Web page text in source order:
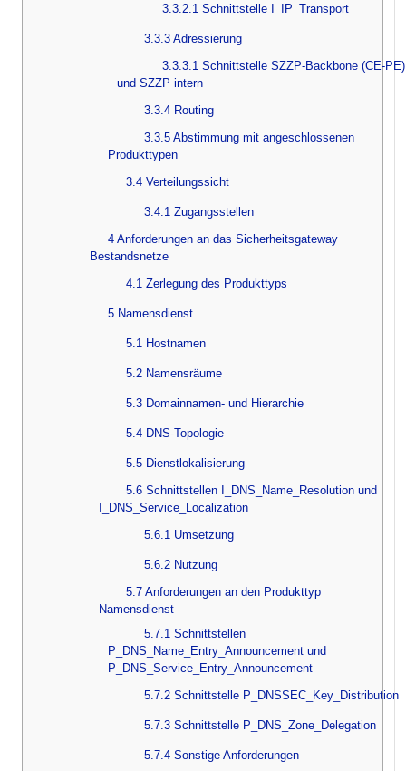
3.3.2.1 Schnittstelle I_IP_Transport
3.3.3 Adressierung
3.3.3.1 Schnittstelle SZZP-Backbone (CE-PE)
und SZZP intern
3.3.4 Routing
3.3.5 Abstimmung mit angeschlossenen
Produkttypen
3.4 Verteilungssicht
3.4.1 Zugangsstellen
4 Anforderungen an das Sicherheitsgateway
Bestandsnetze
4.1 Zerlegung des Produkttyps
5 Namensdienst
5.1 Hostnamen
5.2 Namensräume
5.3 Domainnamen- und Hierarchie
5.4 DNS-Topologie
5.5 Dienstlokalisierung
5.6 Schnittstellen I_DNS_Name_Resolution und
I_DNS_Service_Localization
5.6.1 Umsetzung
5.6.2 Nutzung
5.7 Anforderungen an den Produkttyp
Namensdienst
5.7.1 Schnittstellen
P_DNS_Name_Entry_Announcement und
P_DNS_Service_Entry_Announcement
5.7.2 Schnittstelle P_DNSSEC_Key_Distribution
5.7.3 Schnittstelle P_DNS_Zone_Delegation
5.7.4 Sonstige Anforderungen